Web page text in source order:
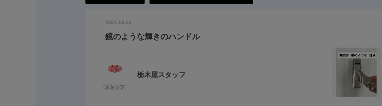
2025.10.31
鏡のような輝きのハンドル
栃木屋スタッフ